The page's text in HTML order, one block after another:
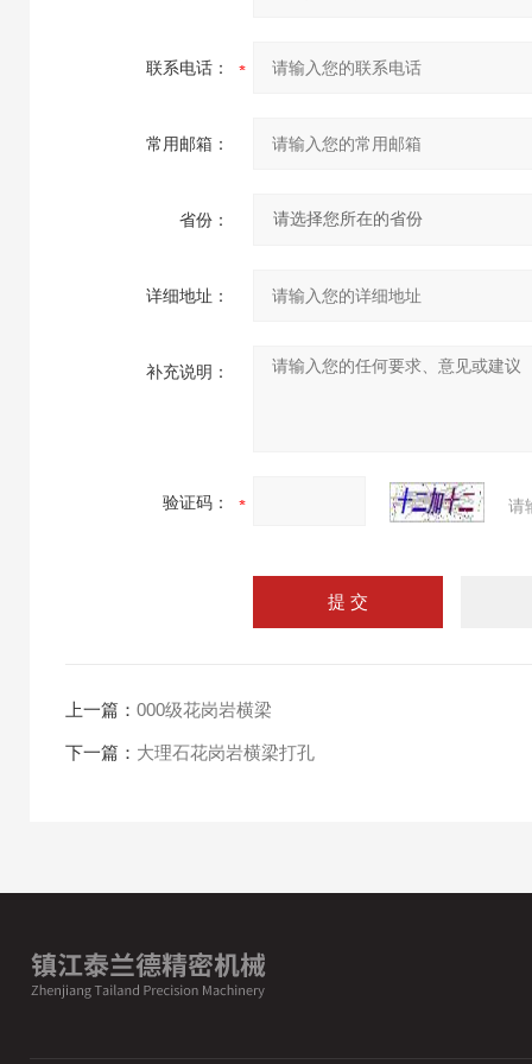
联系电话：
常用邮箱：
省份：
详细地址：
补充说明：
验证码： 请
上一篇： 000级花岗岩横梁
下一篇： 大理石花岗岩横梁打孔